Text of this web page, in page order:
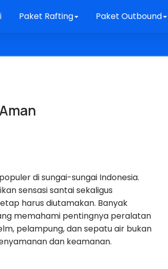
Paket Rafting Paket Outbound
di sungai-sungai Indonesia.
sensasi santai sekaligus
harus diutamakan. Banyak
memahami pentingnya peralatan
pelampung, dan sepatu air bukan
dan keamanan.